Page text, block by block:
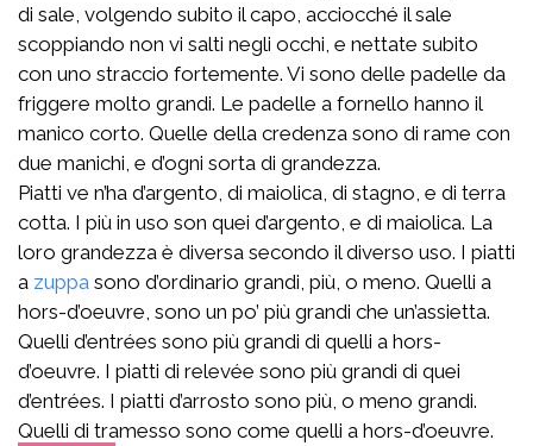
di sale, volgendo subito il capo, acciocché il sale
scoppiando non vi salti negli occhi, e nettate subito
con uno straccio fortemente. Vi sono delle padelle da
friggere molto grandi. Le padelle a fornello hanno il
manico corto. Quelle della credenza sono di rame con
due manichi, e d’ogni sorta di grandezza.
Piatti ve n’ha d’argento, di maiolica, di stagno, e di terra
cotta. I più in uso son quei d’argento, e di maiolica. La
loro grandezza è diversa secondo il diverso uso. I piatti
a zuppa sono d’ordinario grandi, più, o meno. Quelli a
hors-d’oeuvre, sono un po’ più grandi che un’assietta.
Quelli d’entrées sono più grandi di quelli a hors-
d’oeuvre. I piatti di relevée sono più grandi di quei
d’entrées. I piatti d’arrosto sono più, o meno grandi.
Quelli di tramesso sono come quelli a hors-d’oeuvre.